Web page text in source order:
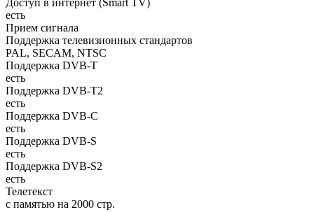
Доступ в интернет (Smart TV)
есть
Прием сигнала
Поддержка телевизионных стандартов
PAL, SECAM, NTSC
Поддержка DVB-T
есть
Поддержка DVB-T2
есть
Поддержка DVB-C
есть
Поддержка DVB-S
есть
Поддержка DVB-S2
есть
Телетекст
с памятью на 2000 стр.